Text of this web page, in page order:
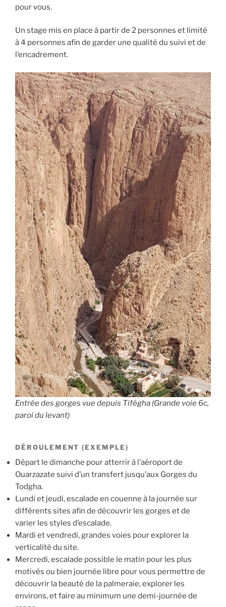
pour vous.
Un stage mis en place à partir de 2 personnes et limité
à 4 personnes afin de garder une qualité du suivi et de
l’encadrement.
Entrée des gorges vue depuis Tifégha (Grande voie 6c,
paroi du levant)
DÉROULEMENT (EXEMPLE)
Départ le dimanche pour atterrir à l’aéroport de
Ouarzazate suivi d’un transfert jusqu’aux Gorges du
Todgha.
Lundi et jeudi, escalade en couenne à la journée sur
différents sites afin de découvrir les gorges et de
varier les styles d’escalade.
Mardi et vendredi, grandes voies pour explorer la
verticalité du site.
Mercredi, escalade possible le matin pour les plus
motivés ou bien journée libre pour vous permettre de
découvrir la beauté de la palmeraie, explorer les
environs, et faire au minimum une demi-journée de